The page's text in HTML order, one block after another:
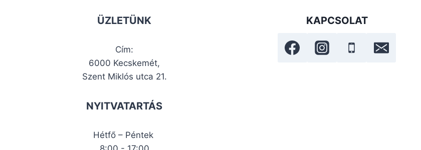
ÜZLETÜNK
Cím:
6000 Kecskemét,
Szent Miklós utca 21.
NYITVATARTÁS
Hétfő – Péntek
KAPCSOLAT